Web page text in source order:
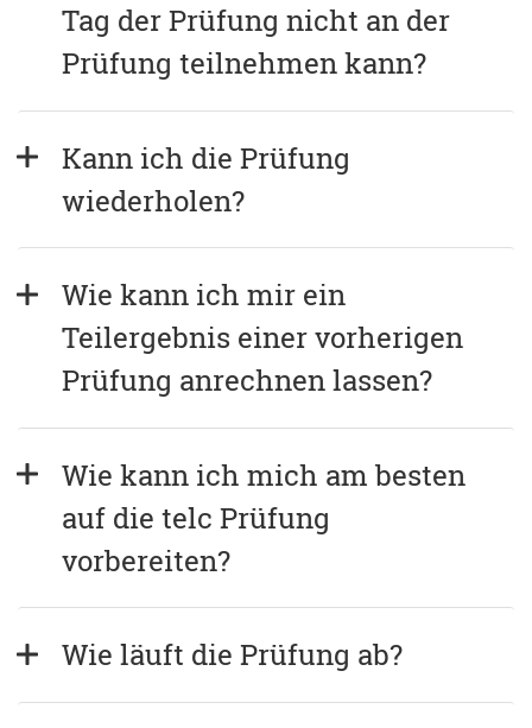
Tag der Prüfung nicht an der
Prüfung teilnehmen kann?
Kann ich die Prüfung
wiederholen?
Wie kann ich mir ein
Teilergebnis einer vorherigen
Prüfung anrechnen lassen?
Wie kann ich mich am besten
auf die telc Prüfung
vorbereiten?
Wie läuft die Prüfung ab?